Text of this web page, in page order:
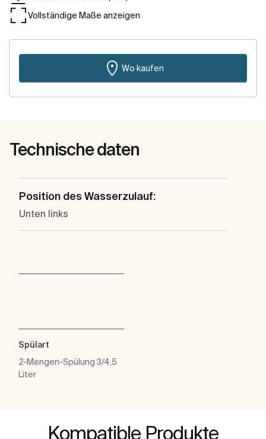
Vollständige Maße anzeigen
Wo kaufen
Technische daten
Position des Wasserzulauf:
Unten links
Spülart
2-Mengen-Spülung 3/4,5
Liter
Kompatible Produkte